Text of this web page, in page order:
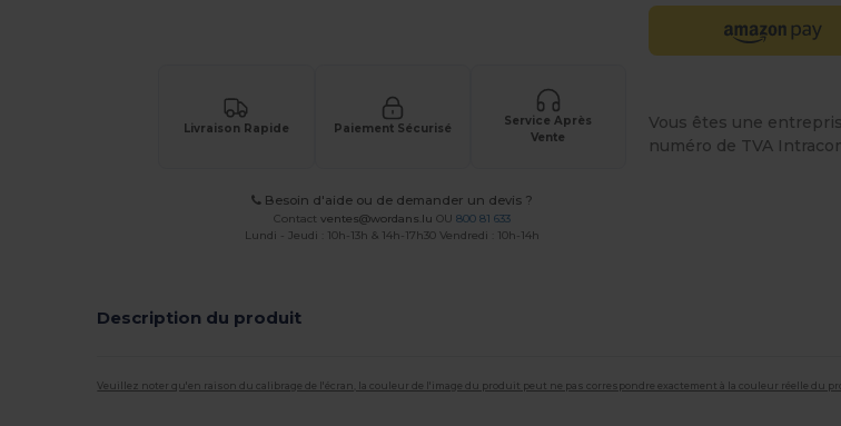
Livraison Rapide Paiement Sécurisé
Service Après
Vente
Besoin d'aide ou de demander un devis ?
Contactventes@wordans.lu OU800 81 633
Lundi - Jeudi : 10h-13h & 14h-17h30 Vendredi : 10h-14h
Vous êtes une
numéro de TVA
Description du produit
Veuillez noter qu'en raison du calibrage de l'écran, la couleur de l'image du produit peut ne pas correspondre exactement à la couleur réelle du